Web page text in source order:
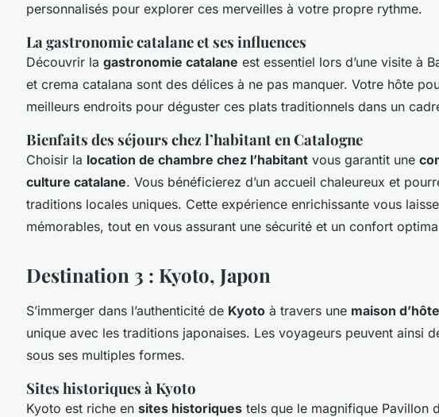
personnalisés pour explorer ces merveilles à votre propre rythme.
La gastronomie catalane et ses influences
Découvrir la gastronomie catalane est essentiel lors d’une visite à
et crema catalana sont des délices à ne pas manquer. Votre hôte
meilleurs endroits pour déguster ces plats traditionnels dans un
Bienfaits des séjours chez l’habitant en Catalogne
Choisir la location de chambre chez l’habitant vous garantit une
culture catalane. Vous bénéficierez d’un accueil chaleureux et
traditions locales uniques. Cette expérience enrichissante vous
mémorables, tout en vous assurant une sécurité et un confort
Destination 3 : Kyoto, Japon
S’immerger dans l’authenticité de Kyoto à travers une maison d’hôte
unique avec les traditions japonaises. Les voyageurs peuvent ainsi
sous ses multiples formes.
Sites historiques à Kyoto
Kyoto est riche en sites historiques tels que le magnifique Pavillon